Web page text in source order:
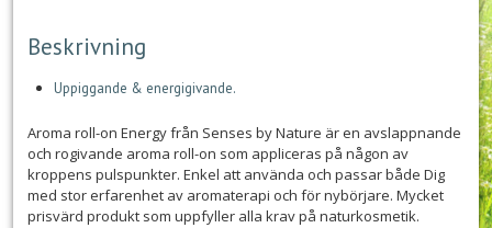
Beskrivning
Uppiggande & energigivande.
Aroma roll-on Energy från Senses by Nature är en avslappnande
och rogivande aroma roll-on som appliceras på någon av
kroppens pulspunkter. Enkel att använda och passar både Dig
med stor erfarenhet av aromaterapi och för nybörjare. Mycket
prisvärd produkt som uppfyller alla krav på naturkosmetik.